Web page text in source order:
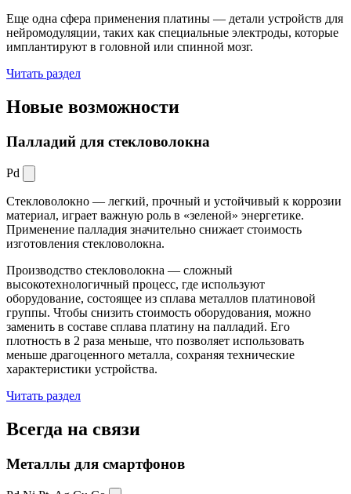
Еще одна сфера применения платины — детали устройств для
нейромодуляции, таких как специальные электроды, которые
имплантируют в головной или спинной мозг.
Читать раздел
Новые возможности
Палладий для стекловолокна
Pd
Стекловолокно — легкий, прочный и устойчивый к коррозии
материал, играет важную роль в «зеленой» энергетике.
Применение палладия значительно снижает стоимость
изготовления стекловолокна.
Производство стекловолокна — сложный
высокотехнологичный процесс, где используют
оборудование, состоящее из сплава металлов платиновой
группы. Чтобы снизить стоимость оборудования, можно
заменить в составе сплава платину на палладий. Его
плотность в 2 раза меньше, что позволяет использовать
меньше драгоценного металла, сохраняя технические
характеристики устройства.
Читать раздел
Всегда на связи
Металлы для смартфонов